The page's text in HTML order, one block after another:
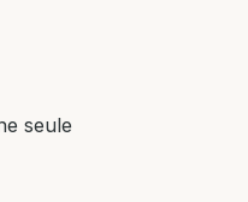
seule